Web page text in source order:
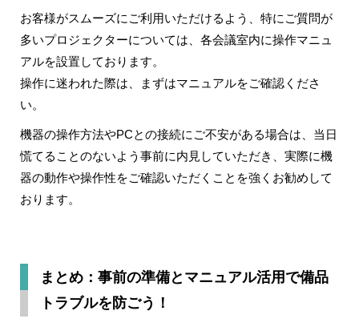
お客様がスムーズにご利用いただけるよう、特にご質問が
多いプロジェクターについては、各会議室内に操作マニュ
アルを設置しております。
操作に迷われた際は、まずはマニュアルをご確認くださ
い。
機器の操作方法やPCとの接続にご不安がある場合は、当日
慌てることのないよう事前に内見していただき、実際に機
器の動作や操作性をご確認いただくことを強くお勧めして
おります。
まとめ：事前の準備とマニュアル活用で備品
トラブルを防ごう！